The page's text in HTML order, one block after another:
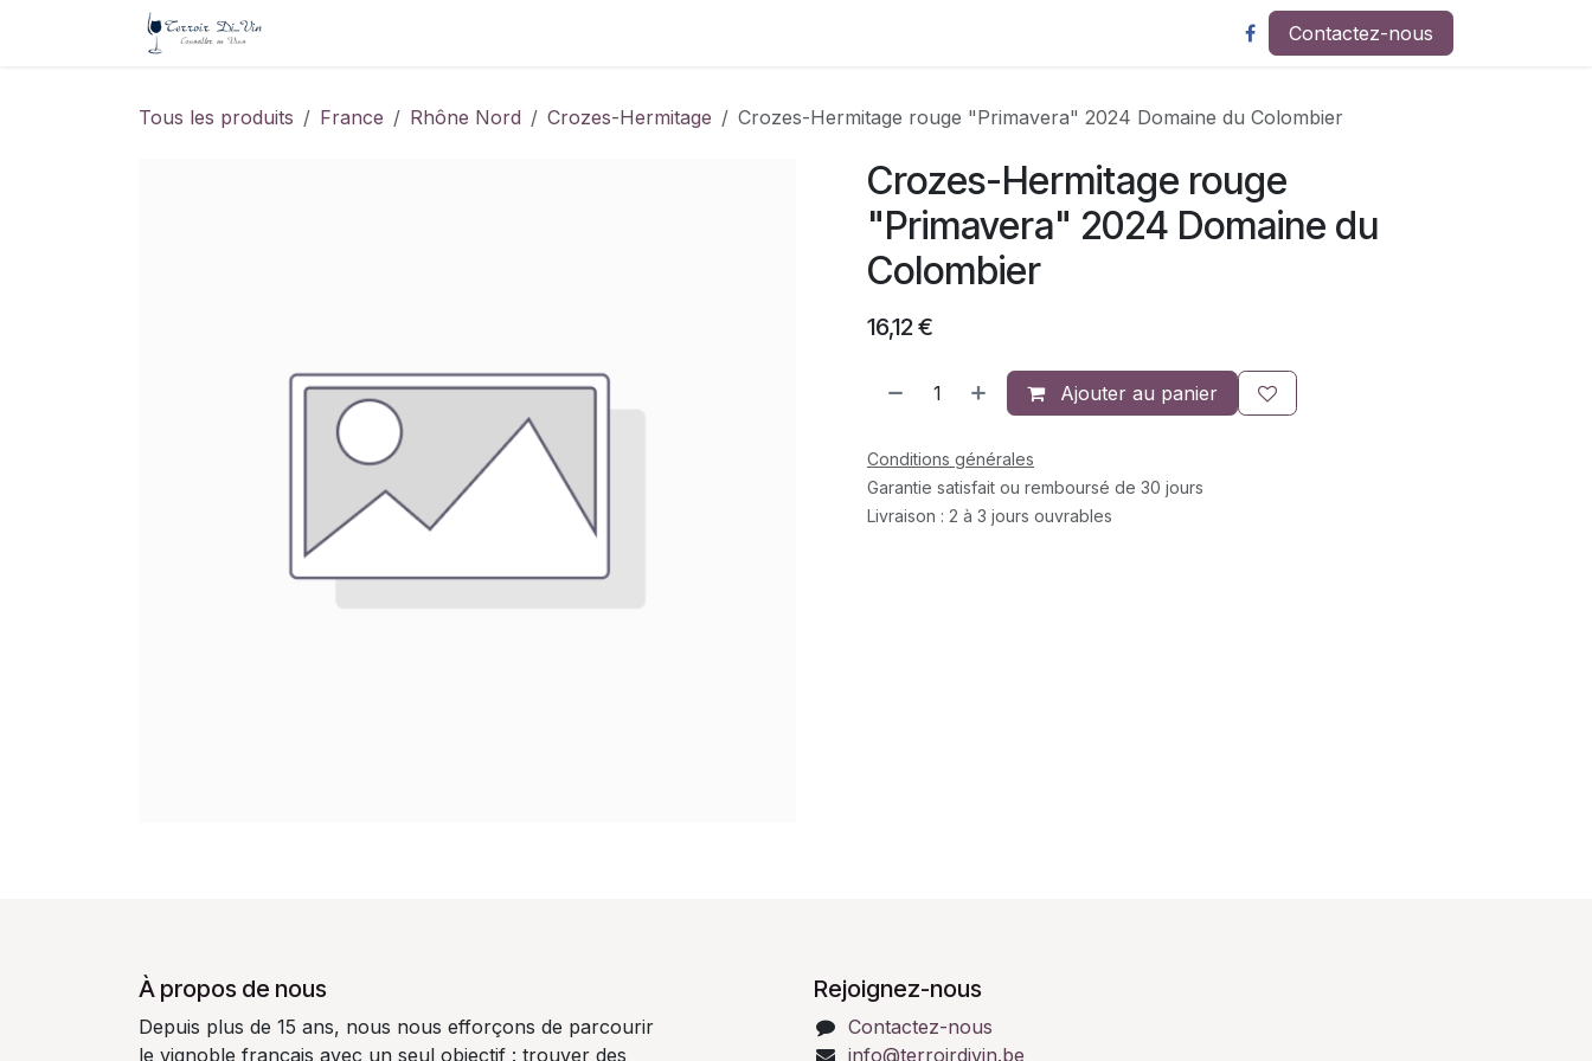
Se rendre au contenu
Contactez-nous
Tous les produits France Rhône Nord Crozes-Hermitage Crozes-Hermitage rouge "Primavera" 2024 Domaine du Colombier
Crozes-Hermitage rouge
"Primavera" 2024 Domaine du
Colombier
16,12€
Ajouter au panier
Conditions générales
Garantie satisfait ou remboursé de 30 jours
Livraison : 2 à 3 jours ouvrables
À propos de nous
Depuis plus de 15 ans, nous nous efforçons de parcourir
le vignoble français avec un seul objectif : trouver des
Rejoignez-nous
Contactez-nous
info@terroirdivin.be